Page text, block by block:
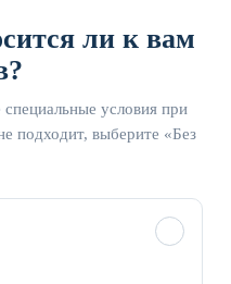
ли к вам
условия при
подходит, выберите «Без